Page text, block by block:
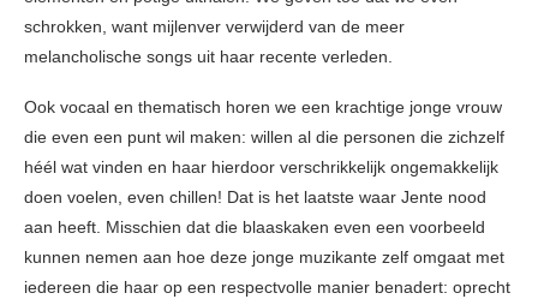
schrokken, want mijlenver verwijderd van de meer
melancholische songs uit haar recente verleden.
Ook vocaal en thematisch horen we een krachtige jonge vrouw
die even een punt wil maken: willen al die personen die zichzelf
héél wat vinden en haar hierdoor verschrikkelijk ongemakkelijk
doen voelen, even chillen! Dat is het laatste waar Jente nood
aan heeft. Misschien dat die blaaskaken even een voorbeeld
kunnen nemen aan hoe deze jonge muzikante zelf omgaat met
iedereen die haar op een respectvolle manier benadert: oprecht